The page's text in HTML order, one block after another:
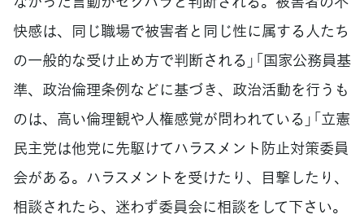
快感は、同じ職場で被害者と同じ性に属する人たち
の一般的な受け止め方で判断される」「国家公務員基
準、政治倫理条例などに基づき、政治活動を行うも
のは、高い倫理観や人権感覚が問われている」「立憲
民主党は他党に先駆けてハラスメント防止対策委員
会がある。ハラスメントを受けたり、目撃したり、
相談されたら、迷わず委員会に相談をして下さい。